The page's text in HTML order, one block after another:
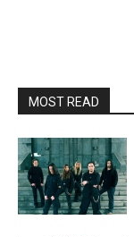
MOST READ